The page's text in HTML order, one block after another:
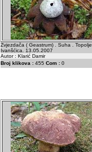
Zvjezdača ( Geastrum) . Suha . Topolje.
Ivanšćica. 13.05.2007
Autor : Klarić Damir
Broj klikova : 455 Com : 0